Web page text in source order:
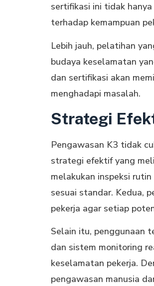
sertifikasi ini tidak
terhadap kemampuan
Lebih jauh, pelatihan
budaya keselamatan
dan sertifikasi akan
menghadapi masalah.
Strategi
Pengawasan K3 tidak
strategi efektif yang
melakukan inspeksi
sesuai standar. Kedua,
pekerja agar setiap
Selain itu, penggunaan
dan sistem monitoring
keselamatan pekerja.
pengawasan manusia